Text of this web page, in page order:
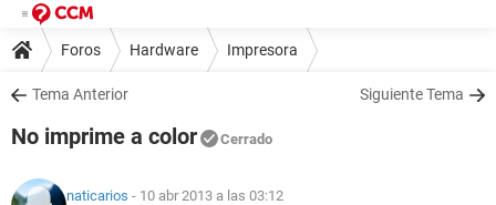
Foros Hardware Impresora
Tema Anterior Siguiente Tema
No imprime a color Cerrado
naticarios - 10 abr 2013 a las 03:12